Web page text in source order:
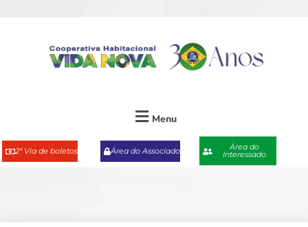
Menu
2ª Via de boletos Área do Associado Área do
Interessado